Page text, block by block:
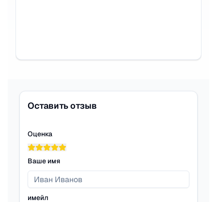
Оставить отзыв
Оценка
Ваше имя
имейл